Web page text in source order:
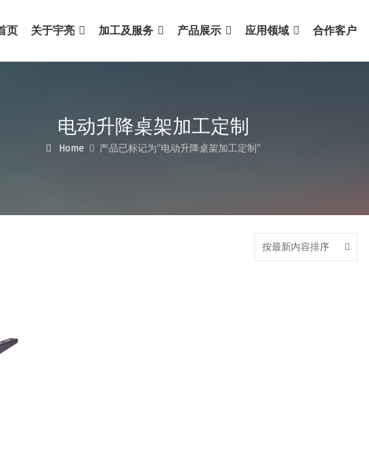
页 关于宇亮 加工及服务 产品展示 应用领域 合作客户
电动升降桌架加工定制
Home 产品已标记为“电动升降桌架加工定制”
按最新内容排序